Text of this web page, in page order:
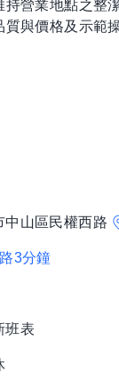
營業地點之整
與價格及示範
中山區民權西路
3分鐘
班表